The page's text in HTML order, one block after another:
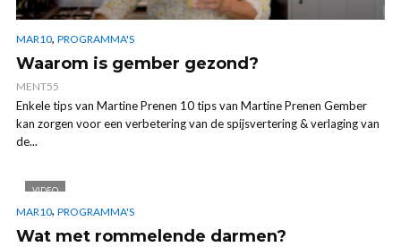
MAR10, PROGRAMMA'S
Waarom is gember gezond?
MENT55
Enkele tips van Martine Prenen 10 tips van Martine Prenen Gember
kan zorgen voor een verbetering van de spijsvertering & verlaging van
de...
VIDEO
MAR10, PROGRAMMA'S
Wat met rommelende darmen?